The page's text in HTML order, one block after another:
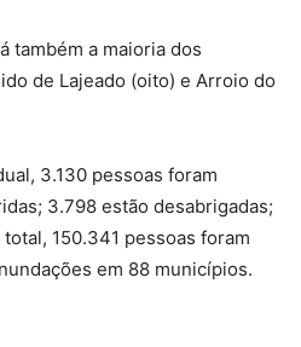
também a maioria dos
de Lajeado (oito) e Arroio do
3.130 pessoas foram
3.798 estão desabrigadas;
150.341 pessoas foram
em 88 municípios.